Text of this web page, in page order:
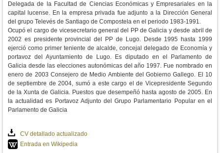
Delegada de la Facultad de Ciencias Económicas y Empresariales en la
capital lucense. En la empresa privada fue adjunto a la Dirección General
del grupo Televés de Santiago de Compostela en el periodo 1983-1991.
Ocupó el cargo de vicesecretario general del PP de Galicia y desde abril de
2002 es presidente provincial del PP de Lugo. Desde 1995 hasta 1999
ejerció como primer teniente de alcalde, concejal delegado de Economía y
portavoz del Ayuntamiento de Lugo. Es diputado en el Parlamento de
Galicia desde las elecciones autonómicas del año 1997. Fue nombrado en
enero de 2003 Consejero de Medio Ambiente del Gobierno Gallego. El 10
de septiembre de 2004, sumó a este cargo el de Vicepresidente Segundo
de la Xunta de Galicia. Puestos que desempeñó hasta agosto de 2005. En
la actualidad es Portavoz Adjunto del Grupo Parlamentario Popular en el
Parlamento de Galicia
CV detallado actualizado
Entrada en Wikipedia